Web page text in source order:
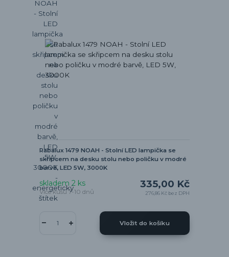
Rabalux 1479 NOAH - Stolní LED lampička se
skřipcem na desku stolu nebo poličku v modré
barvě, LED 5W, 3000K
335,00 Kč
276,86 Kč bez DPH
skladem 2 ks
Více kusů 7-10 dnů
Vložit do košíku